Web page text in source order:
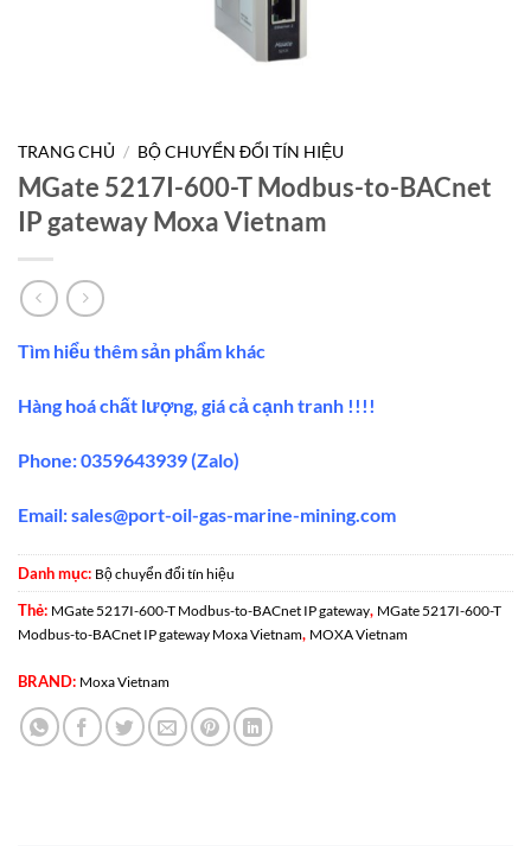
TRANG CHỦ / BỘ CHUYỂN ĐỔI TÍN HIỆU
MGate 5217I-600-T Modbus-to-BACnet
IP gateway Moxa Vietnam
Tìm hiểu thêm sản phẩm khác
Hàng hoá chất lượng, giá cả cạnh tranh !!!!
Phone: 0359643939 (Zalo)
Email:sales@port-oil-gas-marine-mining.com
Danh mục: Bộ chuyển đổi tín hiệu
Thẻ: MGate 5217I-600-T Modbus-to-BACnet IP gateway, MGate 5217I-600-T
Modbus-to-BACnet IP gateway Moxa Vietnam, MOXA Vietnam
BRAND: Moxa Vietnam